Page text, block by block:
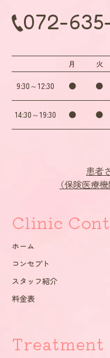
・ごくまれに、歯が骨と癒着
・ごくまれに、歯を動かすこ
・治療中に金属などのアレ
・治療中に、「顎関節で音が
・問題が生じた場合、当初の
・矯正装置を誤飲する可能性
・装置を外すときに、エナメ
じる可能性が高くなります。
・装置を外したあと、現在の
す。
あります。
・加齢や歯周病などにより、
・矯正治療は、一度始めると
○ホワイトニングにとも
りも高額になります。
072-
月 火
9:30～12:30 ● ●
14:30～19:30 ● ●
患者
（保険医療
Clinic
ホーム
コンセプト
スタッフ紹介
料金表
Treatment